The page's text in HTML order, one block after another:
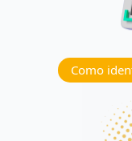
Como